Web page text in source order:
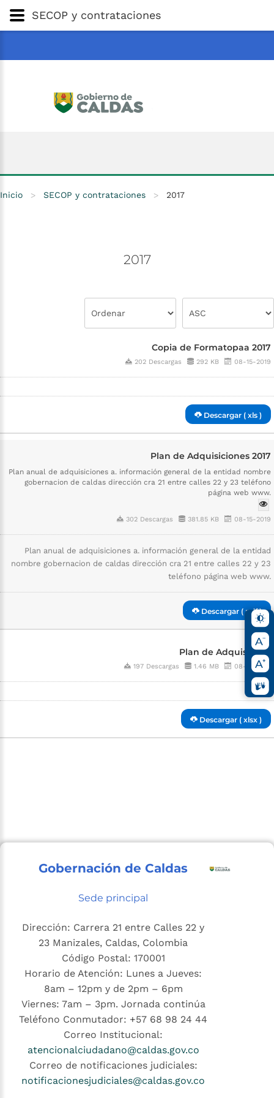
Gobernación de
SECOP y contrataciones
Inicio > SECOP y contrataciones > 2017
2017
Copia de Formatopaa 2017
202 Descargas 292 KB 08-15-2019
Descargar ( xls )
Plan de Adquisiciones 2017
Plan anual de adquisiciones a. información general de la entidad nombre
gobernacion de caldas dirección cra 21 entre calles 22 y 23 teléfono
página web www.
302 Descargas 381.85 KB 08-15-2019
Plan anual de adquisiciones a. información general de la entidad
nombre gobernacion de caldas dirección cra 21 entre calles 22 y 23
teléfono página web www.
Descargar ( pdf )
Plan de Adquisiones
197 Descargas 1.46 MB 08-15-2019
Descargar ( xlsx )
Gobernación de Caldas
Sede principal
Dirección: Carrera 21 entre Calles 22 y
23 Manizales, Caldas, Colombia
Código Postal: 170001
Horario de Atención: Lunes a Jueves:
8am – 12pm y de 2pm – 6pm
Viernes: 7am – 3pm. Jornada continúa
Teléfono Conmutador: +57 68 98 24 44
Correo Institucional:
atencionalciudadano@caldas.gov.co
Correo de notificaciones judiciales:
notificacionesjudiciales@caldas.gov.co